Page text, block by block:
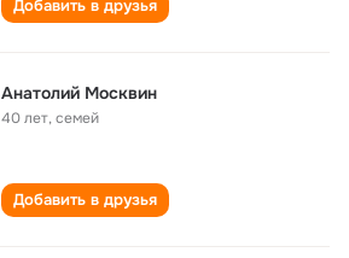
Добавить в друзья
Анатолий Москвин
40 лет,семей
Добавить в друзья